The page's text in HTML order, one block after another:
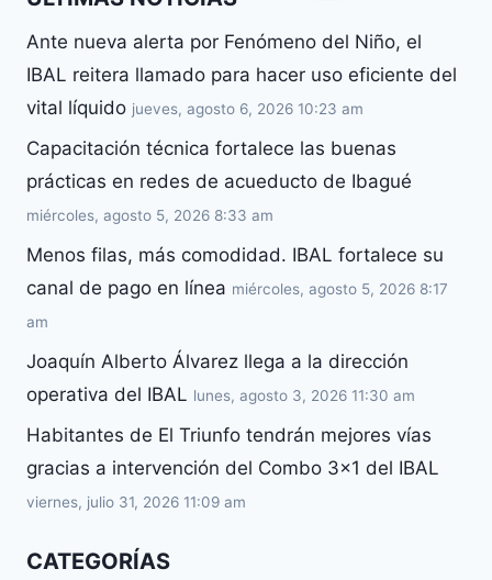
Ante nueva alerta por Fenómeno del Niño, el
IBAL reitera llamado para hacer uso eficiente del
vital líquido jueves, agosto 6, 2026 10:23 am
Capacitación técnica fortalece las buenas
prácticas en redes de acueducto de Ibagué
miércoles, agosto 5, 2026 8:33 am
Menos filas, más comodidad. IBAL fortalece su
canal de pago en línea miércoles, agosto 5, 2026 8:17
am
Joaquín Alberto Álvarez llega a la dirección
operativa del IBAL lunes, agosto 3, 2026 11:30 am
Habitantes de El Triunfo tendrán mejores vías
gracias a intervención del Combo 3×1 del IBAL
viernes, julio 31, 2026 11:09 am
CATEGORÍAS